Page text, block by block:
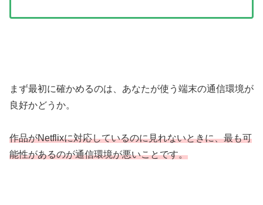
まず最初に確かめるのは、あなたが使う端末の通信環境が
良好かどうか。
作品がNetflixに対応しているのに見れないときに、最も可
能性があるのが通信環境が悪いことです。